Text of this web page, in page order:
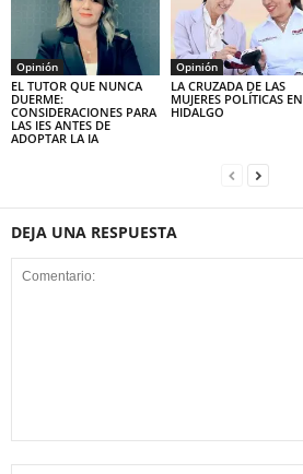
Opinión
EL TUTOR QUE NUNCA
DUERME:
CONSIDERACIONES PARA
LAS IES ANTES DE
ADOPTAR LA IA
Opinión
LA CRUZADA DE LAS
MUJERES POLÍTICAS EN
HIDALGO
DEJA UNA RESPUESTA